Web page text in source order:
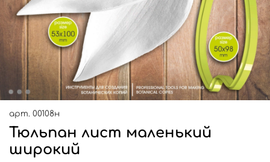
арт. 00108н
Тюльпан лист маленький
широкий